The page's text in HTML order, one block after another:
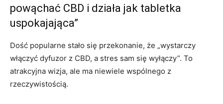
powąchać CBD i działa jak tabletka
uspokajająca”
Dość popularne stało się przekonanie, że „wystarczy
włączyć dyfuzor z CBD, a stres sam się wyłączy”. To
atrakcyjna wizja, ale ma niewiele wspólnego z
rzeczywistością.